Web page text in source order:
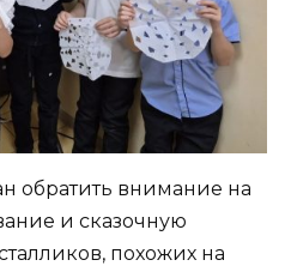
обратить внимание на
и сказочную
похожих на